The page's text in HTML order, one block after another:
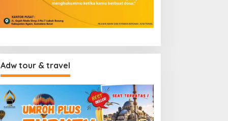
Adw tour & travel